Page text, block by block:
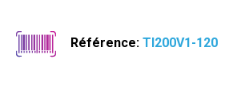
Référence:TI200V1-120